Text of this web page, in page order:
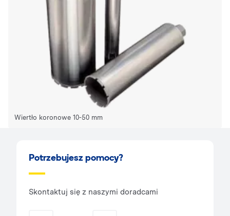
Wiertło koronowe 10-50 mm
Potrzebujesz pomocy?
Skontaktuj się z naszymi doradcami